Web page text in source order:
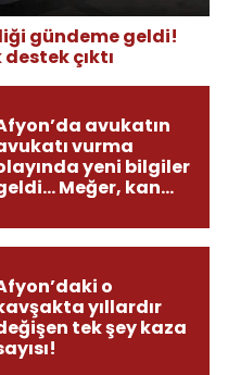
gündeme geldi!
çıktı
avukatın
vurma
yeni bilgiler
Meğer, kan
o
yıllardır
tek şey kaza